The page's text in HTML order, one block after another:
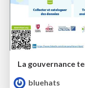
bluehats